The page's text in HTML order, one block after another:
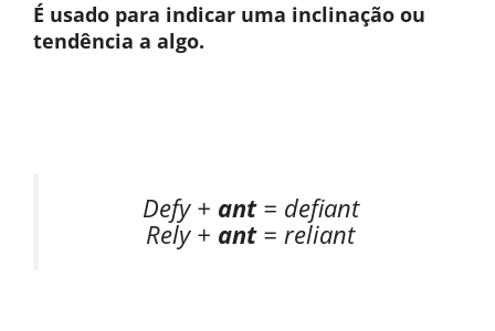
É usado para indicar uma inclinação ou
tendência a algo.
Defy + ant = defiant
Rely + ant = reliant